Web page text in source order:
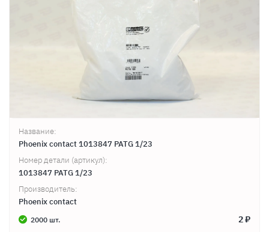
Название:
Phoenix contact 1013847 PATG 1/23
Номер детали (артикул):
1013847 PATG 1/23
Производитель:
Phoenix contact
2000 шт. 2 ₽